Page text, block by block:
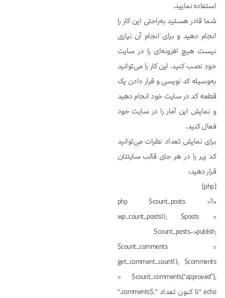
استفاده نمایید.
شما قادر هستید به‌راحتی این کار را
انجام دهید و برای انجام آن نیازی
نیست هیچ افزونه‌ای را در سایت
خود نصب کنید. این کار را می‌توانید
به‌وسیله کد نویسی و قرار دادن یک
قطعه کد در سایت خود انجام دهید
و نمایش این آمار را در سایت خود
فعال کنید.
برای نمایش تعداد نظرات می‌توانید
کد زیر را در هر جای قالب سایتتان
قرار دهید:
[php]
<?php $count_posts =
wp_count_posts(); $posts =
$count_posts->publish;
$count_comments =
get_comment_count(); $comments
= $count_comments[‘approved’];
echo "تا کنون تعداد ".$comments."